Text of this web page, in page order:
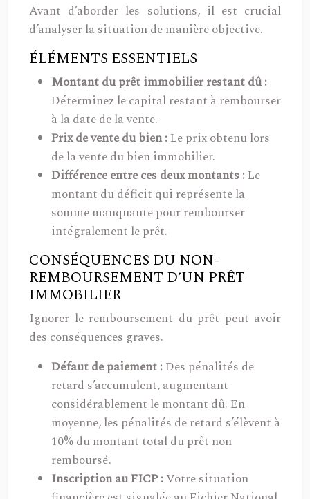
Avant d’aborder les solutions, il est crucial
d’analyser la situation de manière objective.
ÉLÉMENTS ESSENTIELS
Montant du prêt immobilier restant dû :
Déterminez le capital restant à rembourser
à la date de la vente.
Prix de vente du bien : Le prix obtenu lors
de la vente du bien immobilier.
Différence entre ces deux montants : Le
montant du déficit qui représente la
somme manquante pour rembourser
intégralement le prêt.
CONSÉQUENCES DU NON-
REMBOURSEMENT D’UN PRÊT
IMMOBILIER
Ignorer le remboursement du prêt peut avoir
des conséquences graves.
Défaut de paiement : Des pénalités de
retard s’accumulent, augmentant
considérablement le montant dû. En
moyenne, les pénalités de retard s’élèvent à
10% du montant total du prêt non
remboursé.
Inscription au FICP : Votre situation